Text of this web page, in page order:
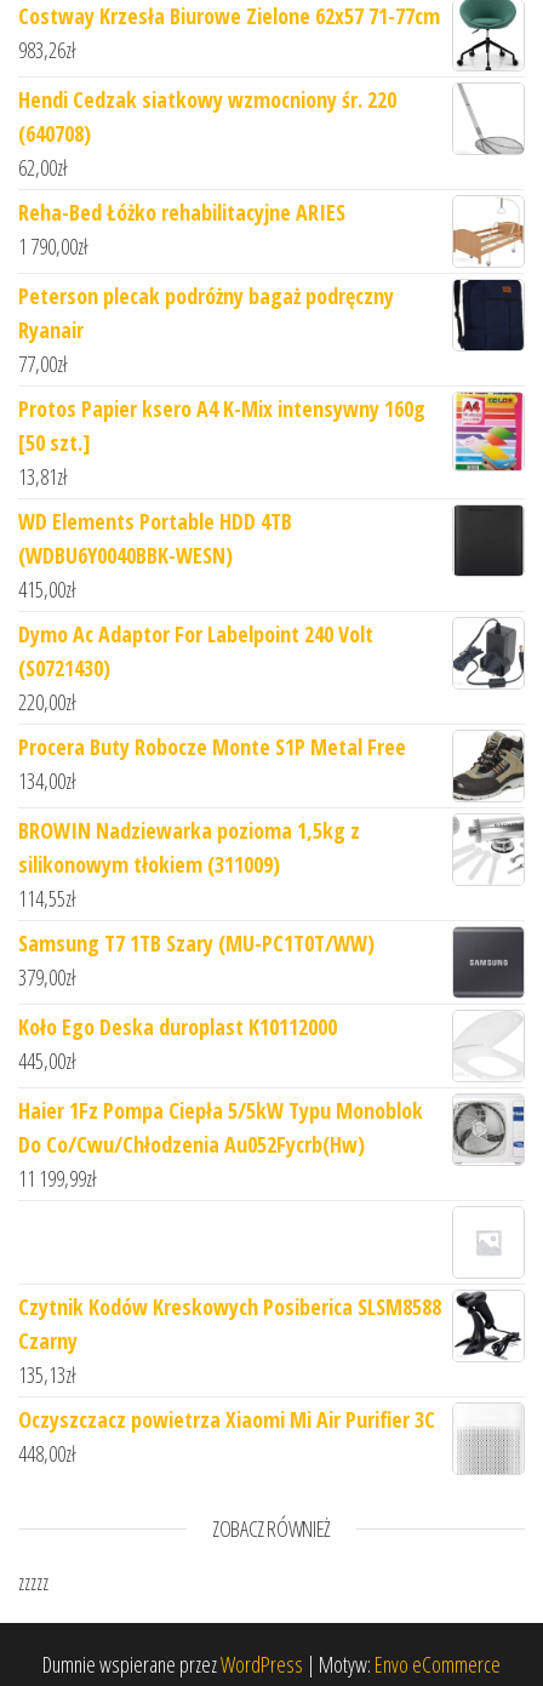
Costway Krzesła Biurowe Zielone 62x57 71-77cm
983,26zł
Hendi Cedzak siatkowy wzmocniony śr. 220
(640708)
62,00zł
Reha-Bed Łóżko rehabilitacyjne ARIES
1 790,00zł
Peterson plecak podróżny bagaż podręczny
Ryanair
77,00zł
Protos Papier ksero A4 K-Mix intensywny 160g
[50 szt.]
13,81zł
WD Elements Portable HDD 4TB
(WDBU6Y0040BBK-WESN)
415,00zł
Dymo Ac Adaptor For Labelpoint 240 Volt
(S0721430)
220,00zł
Procera Buty Robocze Monte S1P Metal Free
134,00zł
BROWIN Nadziewarka pozioma 1,5kg z
silikonowym tłokiem (311009)
114,55zł
Samsung T7 1TB Szary (MU-PC1T0T/WW)
379,00zł
Koło Ego Deska duroplast K10112000
445,00zł
Haier 1Fz Pompa Ciepła 5/5kW Typu Monoblok
Do Co/Cwu/Chłodzenia Au052Fycrb(Hw)
11 199,99zł
Czytnik Kodów Kreskowych Posiberica SLSM8588
Czarny
135,13zł
Oczyszczacz powietrza Xiaomi Mi Air Purifier 3C
448,00zł
ZOBACZ RÓWNIEŻ
zzzzz
Dumnie wspierane przezWordPress | Motyw: Envo eCommerce